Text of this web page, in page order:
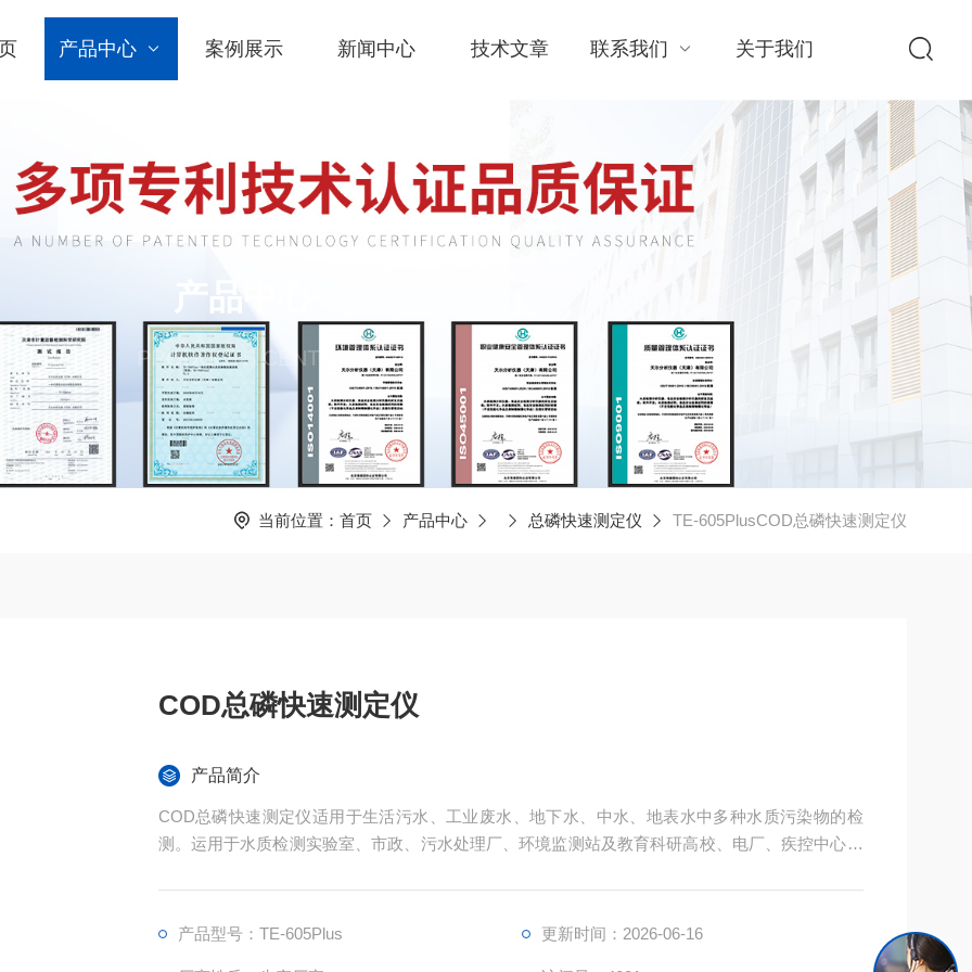
产品中心 案例展示 新闻中心 技术文章 联系我们 关于我们
产品中心
PRODUCTS CENTER
当前位置： 首页 产品中心 总磷快速测定仪 TE-605PlusCOD总磷快速测定仪
COD总磷快速测定仪
产品简介
COD总磷快速测定仪适用于生活污水、工业废水、地下水、中水、地表水中多种水质污染物的检
测。运用于水质检测实验室、市政、污水处理厂、环境监测站及教育科研高校、电厂、疾控中心、
产品型号：TE-605Plus 更新时间：2026-06-16